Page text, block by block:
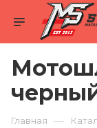
Главная —